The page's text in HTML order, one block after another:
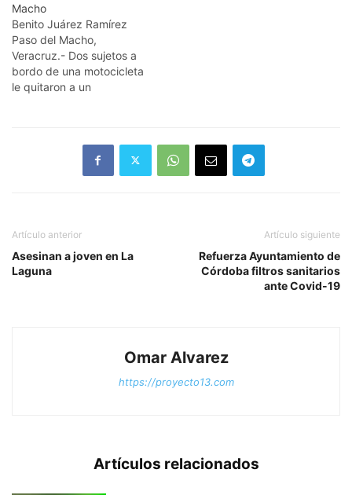
Macho
Benito Juárez Ramírez
Paso del Macho,
Veracruz.- Dos sujetos a
bordo de una motocicleta
le quitaron a un
placas XW62850, dele
Estado de Veracruz; en la
informes del agraviado,
Artículo anterior
Asesinan a joven en La
Laguna
Artículo siguiente
Refuerza Ayuntamiento de
Córdoba filtros sanitarios
ante Covid-19
Omar Alvarez
https://proyecto13.com
Artículos relacionados